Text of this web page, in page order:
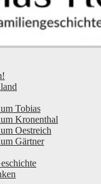
Tobias
Kronenthal
Oestreich
Gärtner